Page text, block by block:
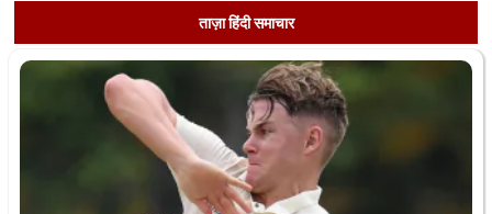
ताज़ा हिंदी समाचार